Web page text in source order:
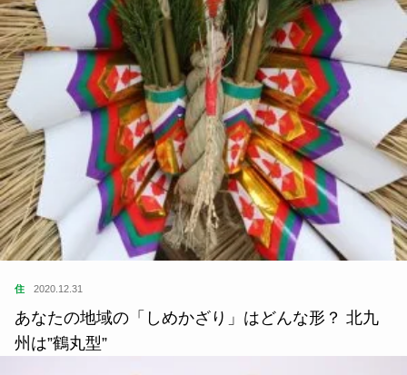
住 2020.12.31
あなたの地域の「しめかざり」はどんな形？ 北九
州は”鶴丸型”